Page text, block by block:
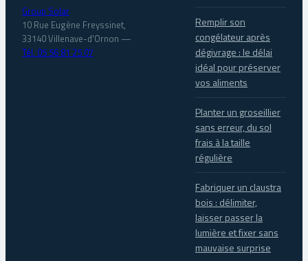
Group Solar
10 Rue Eugène Freyssinet,
33140 Villenave-d'Ornon —
Tél. 05 56 81 25 07
Remplir son
congélateur après
dégivrage : le délai
idéal pour préserver
vos aliments
Planter un groseillier
sans erreur, du sol
frais à la taille
régulière
Fabriquer un claustra
bois : délimiter,
laisser passer la
lumière et fixer sans
mauvaise surprise